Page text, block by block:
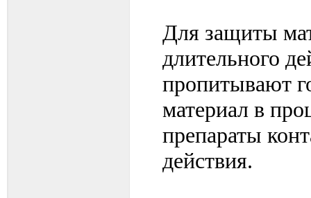
Для защиты
длительного
пропитывают
материал в
препараты
действия.